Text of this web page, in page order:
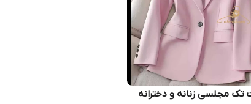
تک مجلسی زنانه و دخترانه